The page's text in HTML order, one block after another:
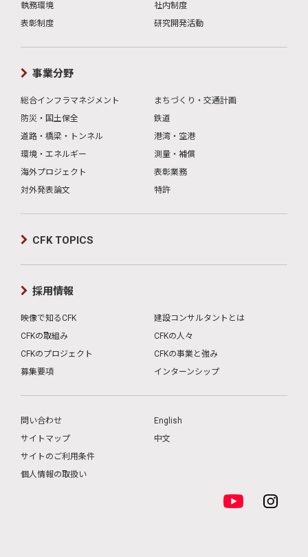
執務環境
社内制度
表彰制度
研究開発活動
事業分野
総合インフラマネジメント
まちづくり・交通計画
防災・国土保全
鉄道
道路・橋梁・トンネル
港湾・空港
環境・エネルギー
測量・補償
海外プロジェクト
表彰業務
対外発表論文
特許
CFK TOPICS
採用情報
映像で知るCFK
建設コンサルタントとは
CFKの取組み
CFKの人々
CFKのプロジェクト
CFKの事業と強み
募集要項
インターンシップ
問い合わせ
サイトマップ
サイトのご利用条件
個人情報の取扱い
English
中文